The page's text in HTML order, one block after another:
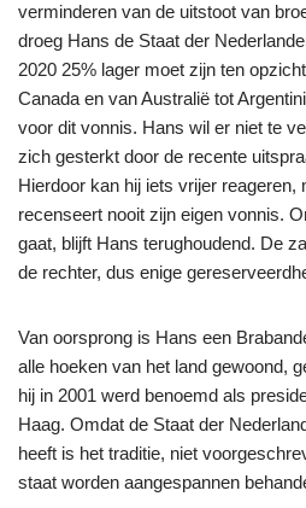
verminderen van de uitstoot van
droeg Hans de Staat der
2020 25% lager moet zijn ten
Canada en van Australië tot
voor dit vonnis. Hans wil er niet te
zich gesterkt door de recente
Hierdoor kan hij iets vrijer reageren,
recenseert nooit zijn eigen vonnis.
gaat, blijft Hans terughoudend. De
de rechter, dus enige
Van oorsprong is Hans een
alle hoeken van het land gewoond,
hij in 2001 werd benoemd als
Haag. Omdat de Staat der
heeft is het traditie, niet
staat worden aangespannen